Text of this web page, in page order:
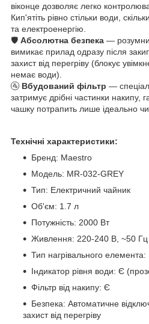
віконце дозволяє легко
Кип'ятіть рівно стільки води,
та електроенергію.
🛡️ Абсолютна безпека —
вимикає прилад одразу після
захист від перегріву (блокує
немає води).
🚰 Вбудований фільтр —
затримує дрібні частинки
чашку потрапить лише ідеально
Технічні характеристики:
Бренд: Maestro
Модель: MR-032-GREY
Тип: Електричний чайник
Об'єм: 1.7 л
Потужність: 2000 Вт
Живлення: 220-240 В, ~50 Гц
Тип нагрівального
Індикатор рівня води: Є
Фільтр від накипу: Є
Безпека: Автоматичне
захист від перегріву